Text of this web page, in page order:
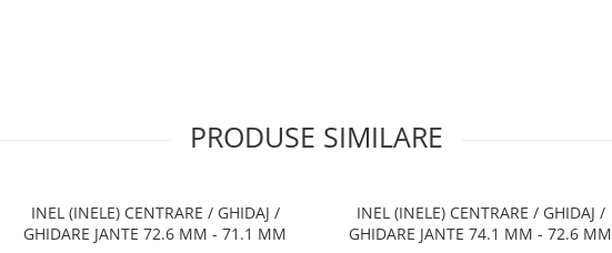
PRODUSE SIMILARE
INEL (INELE) CENTRARE / GHIDAJ /
GHIDARE JANTE 72.6 MM - 71.1 MM
INEL (INELE) CENTRARE / GHIDAJ /
GHIDARE JANTE 74.1 MM - 72.6 MM